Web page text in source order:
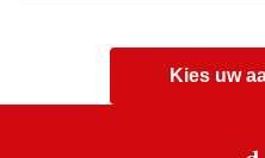
Kies uw